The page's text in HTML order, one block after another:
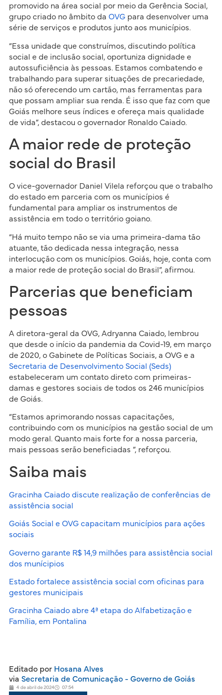
promovido na área social por meio da Gerência Social,
grupo criado no âmbito da OVGpara desenvolver uma
série de serviços e produtos junto aos municípios.
“Essa unidade que construímos, discutindo política
social e de inclusão social, oportuniza dignidade e
autossuficiência às pessoas. Estamos combatendo e
trabalhando para superar situações de precariedade,
não só oferecendo um cartão, mas ferramentas para
que possam ampliar sua renda. É isso que faz com que
Goiás melhore seus índices e ofereça mais qualidade
de vida”, destacou o governador Ronaldo Caiado.
A maior rede de proteção
social do Brasil
O vice-governador Daniel Vilela reforçou que o trabalho
do estado em parceria com os municípios é
fundamental para ampliar os instrumentos de
assistência em todo o território goiano.
“Há muito tempo não se via uma primeira-dama tão
atuante, tão dedicada nessa integração, nessa
interlocução com os municípios. Goiás, hoje, conta com
a maior rede de proteção social do Brasil”, afirmou.
Parcerias que beneficiam
pessoas
A diretora-geral da OVG, Adryanna Caiado, lembrou
que desde o início da pandemia da Covid-19, em março
de 2020, o Gabinete de Políticas Sociais, a OVG e a
Secretaria de Desenvolvimento Social (Seds)
estabeleceram um contato direto com primeiras-
damas e gestores sociais de todos os 246 municípios
de Goiás.
“Estamos aprimorando nossas capacitações,
contribuindo com os municípios na gestão social de um
modo geral. Quanto mais forte for a nossa parceria,
mais pessoas serão beneficiadas ”, reforçou.
Saiba mais
Gracinha Caiado discute realização de conferências de
assistência social
Goiás Social e OVG capacitam municípios para ações
sociais
Governo garante R$ 14,9 milhões para assistência social
dos munícipios
Estado fortalece assistência social com oficinas para
gestores municipais
Gracinha Caiado abre 4ª etapa do Alfabetização e
Família, em Pontalina
Editado porHosana Alves
via Secretaria de Comunicação - Governo de Goiás
4 de abril de 2024 07:54